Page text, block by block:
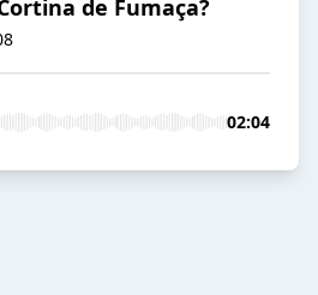
de Fumaça?
02:04